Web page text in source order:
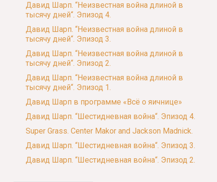
Давид Шарп. “Неизвестная война длиной в
тысячу дней“. Эпизод 4.
Давид Шарп. “Неизвестная война длиной в
тысячу дней“. Эпизод 3.
Давид Шарп. “Неизвестная война длиной в
тысячу дней“. Эпизод 2.
Давид Шарп. “Неизвестная война длиной в
тысячу дней“. Эпизод 1.
Давид Шарп в программе «Всё о яичнице»
Давид Шарп. “Шестидневная война“. Эпизод 4.
Super Grass. Center Makor and Jackson Madnick.
Давид Шарп. “Шестидневная война“. Эпизод 3.
Давид Шарп. “Шестидневная война“. Эпизод 2.